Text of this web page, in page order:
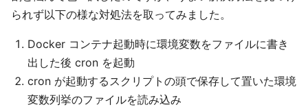
られず以下の様な対処法を取ってみました。
Docker コンテナ起動時に環境変数をファイルに書き
出した後 cron を起動
cron が起動するスクリプトの頭で保存して置いた環境
変数列挙のファイルを読み込み